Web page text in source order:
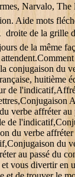
Narvalo,
Aide mots
droite de la
de la même
conjugaison du
huitième
de
verbe affréter
du verbe
du
au passé du
vous divertir en